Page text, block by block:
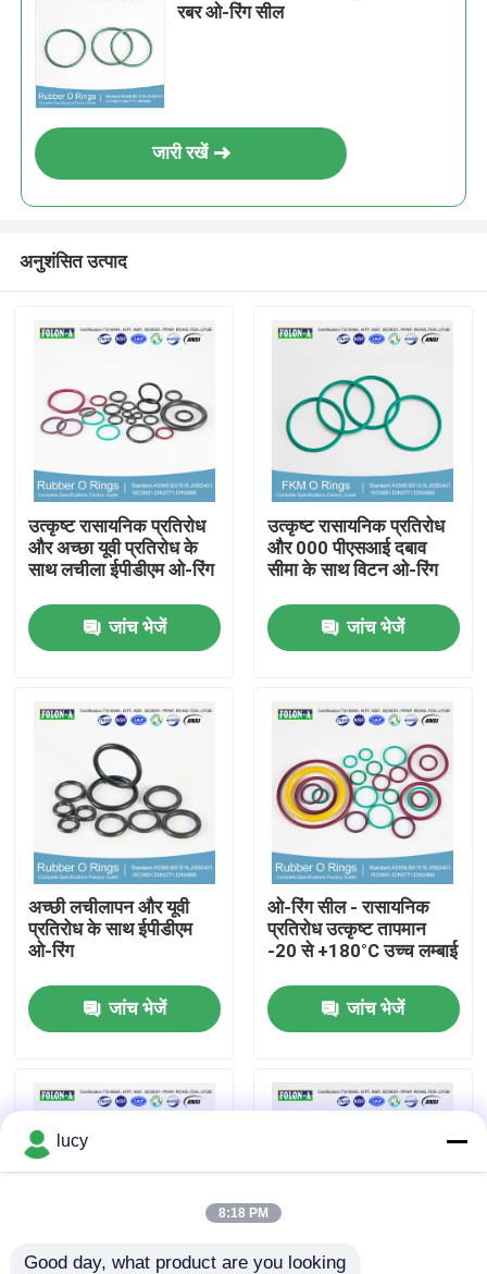
होम
उत्पाद
वीडियो
हमारे बारे में
फैक्टरी यात्रा
गुणवत्ता नियंत्रण
रबर ओ रिंग्स
रबर ओ-रिंग सील
जारी रखें
अनुशंसित उत्पाद
उत्कृष्ट रासायनिक प्रतिरोध
और अच्छा यूवी प्रतिरोध के
साथ लचीला ईपीडीएम ओ-रिंग
जांच भेजें
उत्कृष्ट रासायनिक प्रतिरोध
और 000 पीएसआई दबाव
सीमा के साथ विटन ओ-रिंग
जांच भेजें
अच्छी लचीलापन और यूवी
प्रतिरोध के साथ ईपीडीएम
ओ-रिंग
जांच भेजें
ओ-रिंग सील - रासायनिक
प्रतिरोध उत्कृष्ट तापमान
-20 से +180°C उच्च लम्बाई
जांच भेजें
lucy
8:18 PM
Good day, what product are you looking